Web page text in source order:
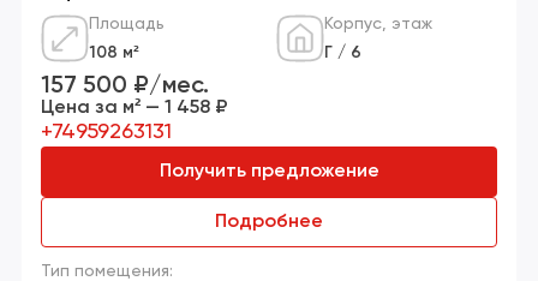
Площадь
108 м²
Корпус, этаж
Г / 6
Тип помещения:
157 500 ₽/мес.
Цена за м² — 1 458 ₽
+74959263131
Получить предложение
Подробнее